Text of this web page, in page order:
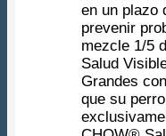
en un plazo
prevenir
mezcle 1/5
Salud
Grandes
que su